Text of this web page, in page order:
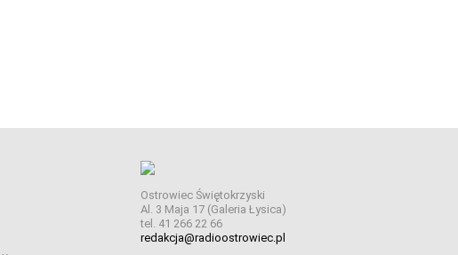
Ostrowiec Świętokrzyski
Al. 3 Maja 17 (Galeria Łysica)
tel. 41 266 22 66
redakcja@radioostrowiec.pl